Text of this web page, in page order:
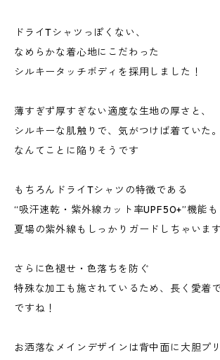
ドライTシャツっぽくない、
なめらかな着心地にこだわった
シルキータッチボディを採用しました！
薄すぎず厚すぎない適度な生地の厚さと、
シルキーな肌触りで、気がつけば着ていた。
なんてことに陥りそうです
もちろんドライTシャツの特徴である
“吸汗速乾・紫外線カット率UPF50+”機能も
夏場の紫外線もしっかりガードしちゃいます
さらに色褪せ・色落ちを防ぐ
特殊な加工も施されているため、長く愛着
ですね！
お洒落なメインデザインは背中面に大胆プ